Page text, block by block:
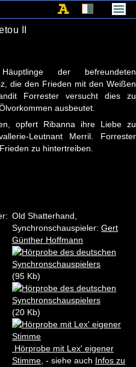
II
der befreundeten
die den Frieden mit den Weißen
Forrester versucht dies zu
ausbeutet.
opfert Ribanna ihre Liebe zu
Leutnant Merril. Forrester
zu hintertreiben.
Old Shatterhand,
Synchronschauspieler: Gert
Günther Hoffmann
(95 Kb)
(20 Kb)
Hörprobe mit Lex' eigener
Stimme, - siehe auch Infos zu